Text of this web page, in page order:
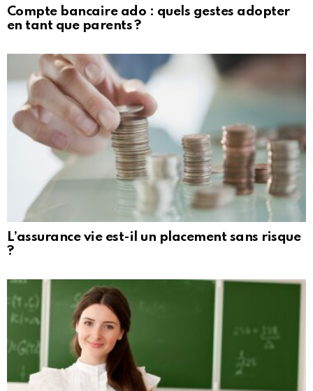
Compte bancaire ado : quels gestes adopter
en tant que parents ?
L’assurance vie est-il un placement sans risque
?